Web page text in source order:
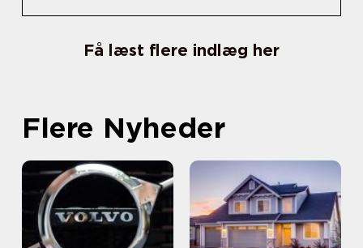
Få læst flere indlæg her
Flere Nyheder